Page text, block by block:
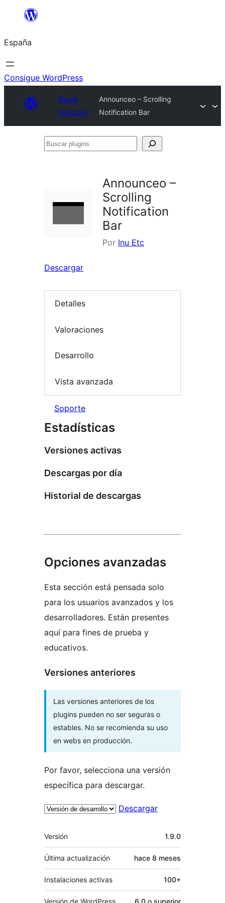
Saltar
contenido
España
Consigue WordPress
Plugin
Directory
Announceo – Scrolling
Notification Bar
Buscar
Announceo –
Scrolling
Notification
Bar
Por Inu Etc
Descargar
Detalles
Valoraciones
Desarrollo
Vista avanzada
Soporte
Estadísticas
Versiones activas
Descargas por día
Historial de descargas
Opciones avanzadas
Esta sección está pensada solo
para los usuarios avanzados y los
desarrolladores. Están presentes
aquí para fines de prueba y
educativos.
Versiones anteriores
Las versiones anteriores de los
plugins pueden no ser seguras o
estables. No se recomienda su uso
en webs en producción.
Por favor, selecciona una versión
específica para descargar.
Descargar
Meta
Versión 1.9.0
Última actualización hace 8 meses
Instalaciones activas 100+
Versión de WordPress 6.0 o superior